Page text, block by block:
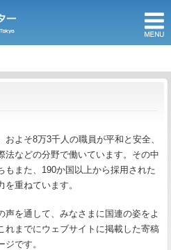
よそ8万3千人の職員が平和と安全、
法などの分野で働いています。その中
もまた、190か国以上から採用された
重ねています。
声を通して、みなさまに国連の姿をよ
れまでにウェブサイトに掲載した寄稿
です。